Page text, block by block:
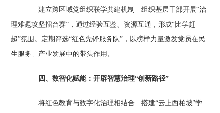
建立跨区域党组织联学共建机制，组织基层干部开展“治
理难题攻坚擂台赛”，通过经验互鉴、资源互通，形成“比学赶
超”氛围。定期评选“红色先锋服务队”，以榜样力量激发党员在民
生服务、产业发展中的带头作用。
四、数智化赋能：开辟智慧治理“创新路径”‌
将红色教育与数字化治理相结合，搭建“云上西柏坡”学